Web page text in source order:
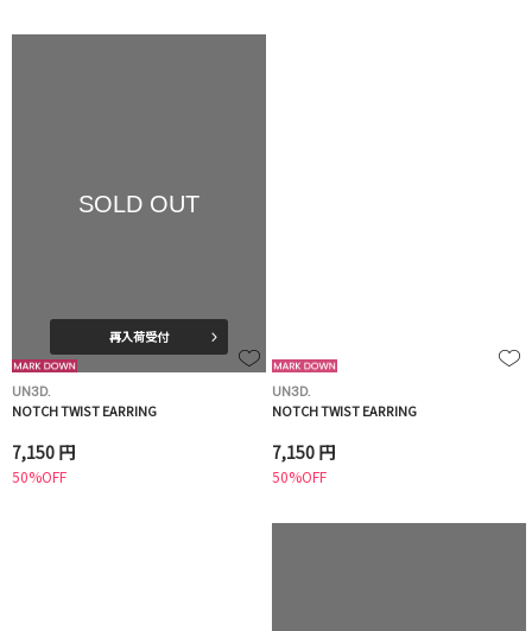
SOLD OUT
再入荷受付
UN3D.
NOTCH TWIST EARRING
7,150 円
50%OFF
UN3D.
NOTCH TWIST EARRING
7,150 円
50%OFF